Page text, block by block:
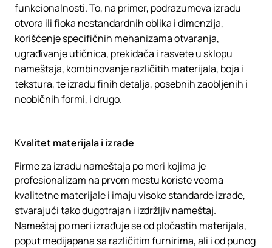
funkcionalnosti. To, na primer, podrazumeva izradu
otvora ili fioka nestandardnih oblika i dimenzija,
korišćenje specifičnih mehanizama otvaranja,
ugrađivanje utičnica, prekidača i rasvete u sklopu
nameštaja, kombinovanje različitih materijala, boja i
tekstura, te izradu finih detalja, posebnih zaobljenih i
neobičnih formi, i drugo.
Kvalitet materijala i izrade
Firme za izradu nameštaja po meri kojima je
profesionalizam na prvom mestu koriste veoma
kvalitetne materijale i imaju visoke standarde izrade,
stvarajući tako dugotrajan i izdržljiv nameštaj.
Nameštaj po meri izrađuje se od pločastih materijala,
poput medijapana sa različitim furnirima, ali i od punog